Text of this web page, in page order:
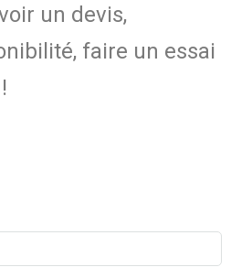
un devis,
faire un essai